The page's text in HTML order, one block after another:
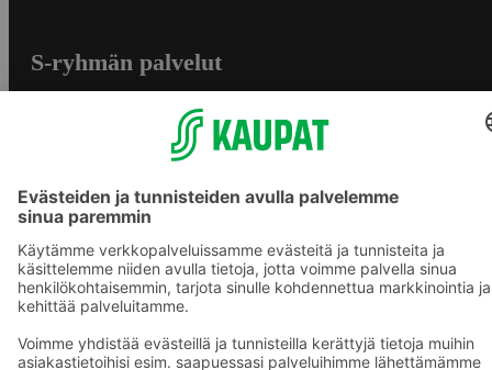
S-ryhmän palvelut
S-ostoslista -sovellus
Prisma.fi
Sokos.fi
S-Pankki
Yhteishyvä
Sokos Hotels
Raflaamo